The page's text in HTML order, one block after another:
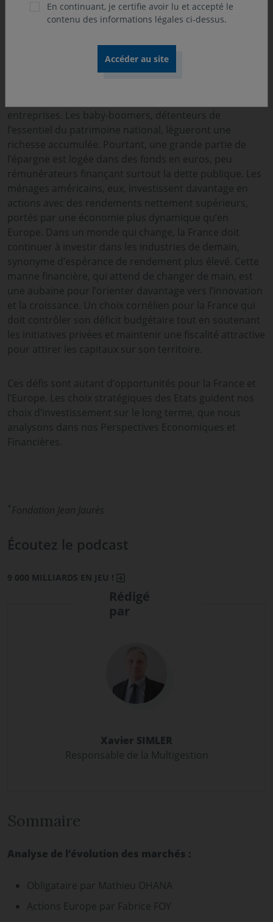
financement, expertise et réseau, tout en limitant les
risques opérationnels. Toutefois, ces fonds ne
entreprises. Les baby-boomers, détenteurs de
l’essentiel du patrimoine national, lègueront une
richesse accumulée. Pourtant, une grande partie de
l’épargne est logée dans des fonds en euros, peu
rémunérateurs finançant surtout la dette publique. Les
ménages américains, eux, investissent davantage en
actions avec des rendements nettement supérieurs,
portés par une économie plus dynamique qu’en
Europe. Dans un monde qui change, la France doit
continuer à investir dans les industries de demain,
synonyme d’espérance de rendement plus élevé. Cette
manne financière, qui attend de changer de main, est
une aubaine pour l’orienter davantage vers l’innovation
et la croissance. Un choix cornélien pour la France qui
doit contrôler son déficit budgétaire tout en soutenant
les initiatives privées et maintenir une fiscalité attractive
pour attirer les capitaux sur son territoire.
Ces défis sont autant d’opportunités pour la France et
l’Europe. Les choix stratégiques des Etats guident nos
choix d’investissement sur le long terme, que nous
analysons dans nos Perspectives Economiques et
Financières.
* Fondation Jean Jaurès
Écoutez le podcast
9 000 MILLIARDS EN JEU !
Rédigé
par
Xavier SIMLER
Responsable de la Multigestion
Sommaire
Analyse de l’évolution des marchés :
Obligataire par Mathieu OHANA
Actions Europe par Fabrice FOY
En continuant, je certifie avoir lu et accepté le
contenu des informations légales ci-dessus.